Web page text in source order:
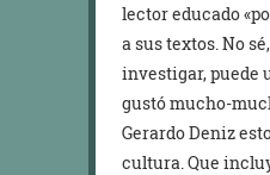
lector educado
a sus textos. No
investigar, puede
gustó mucho-
Gerardo Deniz
cultura. Que